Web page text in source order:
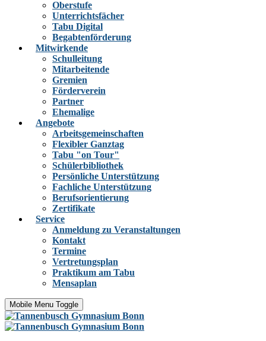
Oberstufe
Unterrichtsfächer
Tabu Digital
Begabtenförderung
Mitwirkende
Schulleitung
Mitarbeitende
Gremien
Förderverein
Partner
Ehemalige
Angebote
Arbeitsgemeinschaften
Flexibler Ganztag
Tabu "on Tour"
Schülerbibliothek
Persönliche Unterstützung
Fachliche Unterstützung
Berufsorientierung
Zertifikate
Service
Anmeldung zu Veranstaltungen
Kontakt
Termine
Vertretungsplan
Praktikum am Tabu
Mensaplan
Mobile Menu Toggle